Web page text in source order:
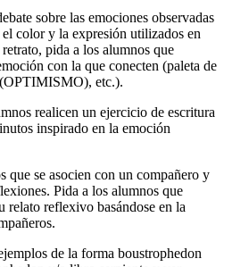
sobre las emociones observadas
color y la expresión utilizados en
retrato, pida a los alumnos que
con la que conecten (paleta de
etc.).
realicen un ejercicio de escritura
inspirado en la emoción
que se asocien con un compañero y
Pida a los alumnos que
relato reflexivo basándose en la
de la forma boustrophedon